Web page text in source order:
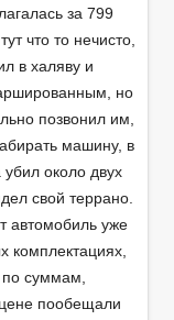
за 799
что то нечисто,
в халяву и
но
позвонил им,
машину, в
около двух
свой террано.
автомобиль уже
комплектациях,
суммам,
пообещали